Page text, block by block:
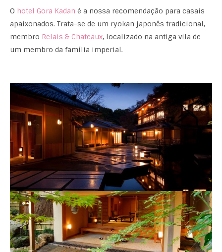
O hotel Gora Kadan é a nossa recomendação para casais
apaixonados. Trata-se de um ryokan japonês tradicional,
membro Relais & Chateaux, localizado na antiga vila de
um membro da família imperial.